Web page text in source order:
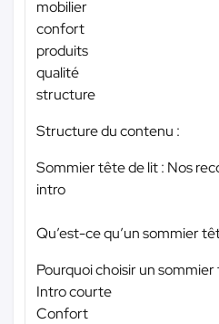
mobilier
confort
produits
qualité
structure
Structure du contenu :
Sommier tête de lit : Nos
intro
Qu’est-ce qu’un sommier
Pourquoi choisir un
Intro courte
Confort